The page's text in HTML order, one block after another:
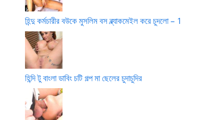
হিন্দু কর্মচারীর বউকে মুসলিম বস ব্ল্যাকমেইল করে চুদলো – 1
হিন্দি টু বাংলা ডাবিং চটি গল্প মা ছেলের চুদাচুদির